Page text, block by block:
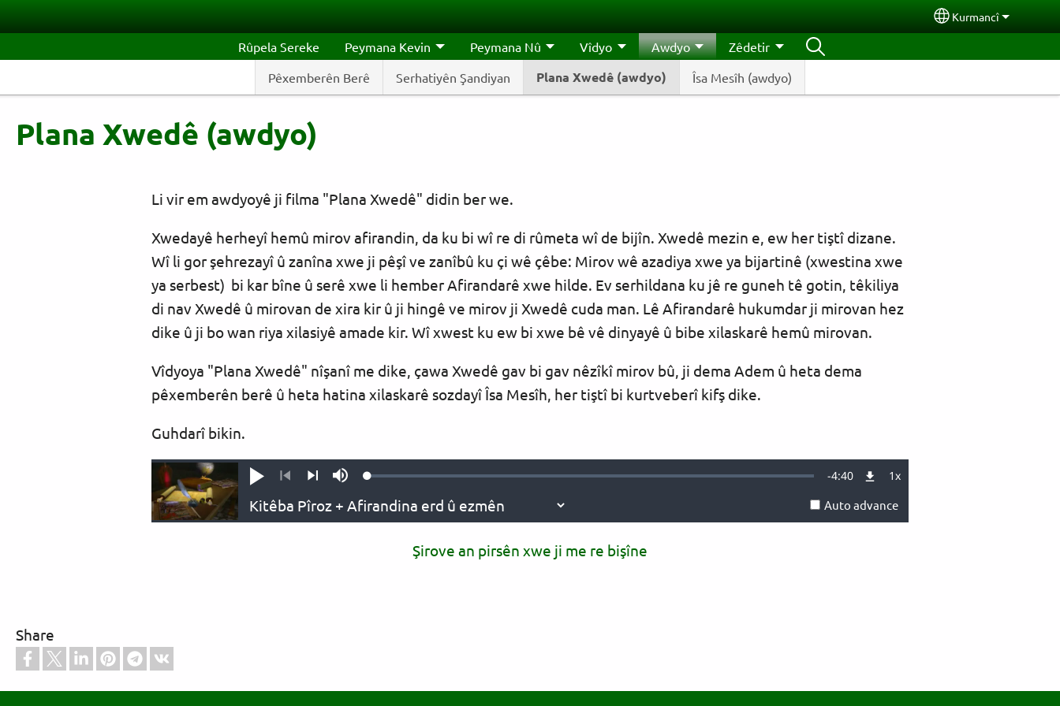
Select your
Kurmancî
Rûpela Sereke Peymana Kevin Peymana Nû Vîdyo
Awdyo
Pêxemberên Berê
Serhatiyên Şandiyan Plana Xwedê (awdyo) Îsa Mesîh (awdyo)
Zêdetir
Plana Xwedê (awdyo)
Li vir em awdyoyê ji filma "Plana Xwedê" didin ber we.
Xwedayê herheyî hemû mirov afirandin, da ku bi wî re di rûmeta wî de bijîn. Xwedê mezin e, ew her tiştî dizane.
Wî li gor şehrezayî û zanîna xwe ji pêşî ve zanîbû ku çi wê çêbe: Mirov wê azadiya xwe ya bijartinê (xwestina xwe
ya serbest) bi kar bîne û serê xwe li hember Afirandarê xwe hilde. Ev serhildana ku jê re guneh tê gotin, têkiliya
di nav Xwedê û mirovan de xira kir û ji hingê ve mirov ji Xwedê cuda man. Lê Afirandarê hukumdar ji mirovan hez
dike û ji bo wan riya xilasiyê amade kir. Wî xwest ku ew bi xwe bê vê dinyayê û bibe xilaskarê hemû mirovan.
Vîdyoya "Plana Xwedê" nîşanî me dike, çawa Xwedê gav bi gav nêzîkî mirov bû, ji dema Adem û heta dema
pêxemberên berê û heta hatina xilaskarê sozdayî Îsa Mesîh, her tiştî bi kurtveberî kifş dike.
Guhdarî bikin.
Vêxîne
Previous
MuteLoaded: Remaining
Time
-4:40 1xPlayback
Auto advance
Şirove an pirsên xwe ji me re bişîne
Share